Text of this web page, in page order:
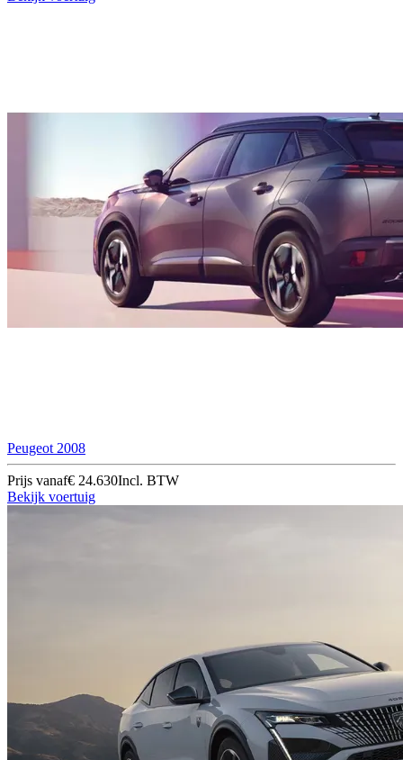
Peugeot 2008
Prijs vanaf€ 24.630Incl. BTW
Bekijk voertuig